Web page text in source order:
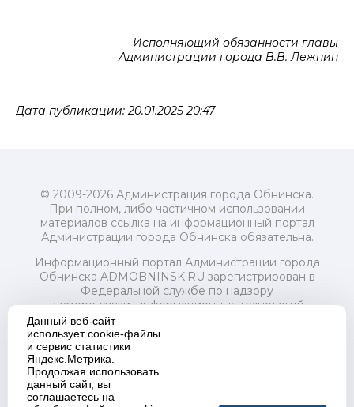
Исполняющий обязанности главы
Администрации города В.В. Лежнин
Дата публикации: 20.01.2025 20:47
© 2009-2026 Администрация города Обнинска.
При полном, либо частичном использовании
материалов ссылка на информационный портал
Администрации города Обнинска обязательна.
Информационный портал Администрации города
Обнинска ADMOBNINSK.RU зарегистрирован в
Федеральной службе по надзору
в сфере связи, информационных технологий
и массовых коммуникаций (Роскомнадзор) 24 июля
2018 года.
Свидетельство о регистрации Эл № ФС77-73321
Учредитель: Администрация (исполнительно-
распорядительный орган) городского округа "Город
Обнинск". Главный редактор: Байкова Е.А.
Данный веб-сайт
использует cookie-файлы
и сервис статистики
Яндекс.Метрика.
Продолжая использовать
данный сайт, вы
соглашаетесь на